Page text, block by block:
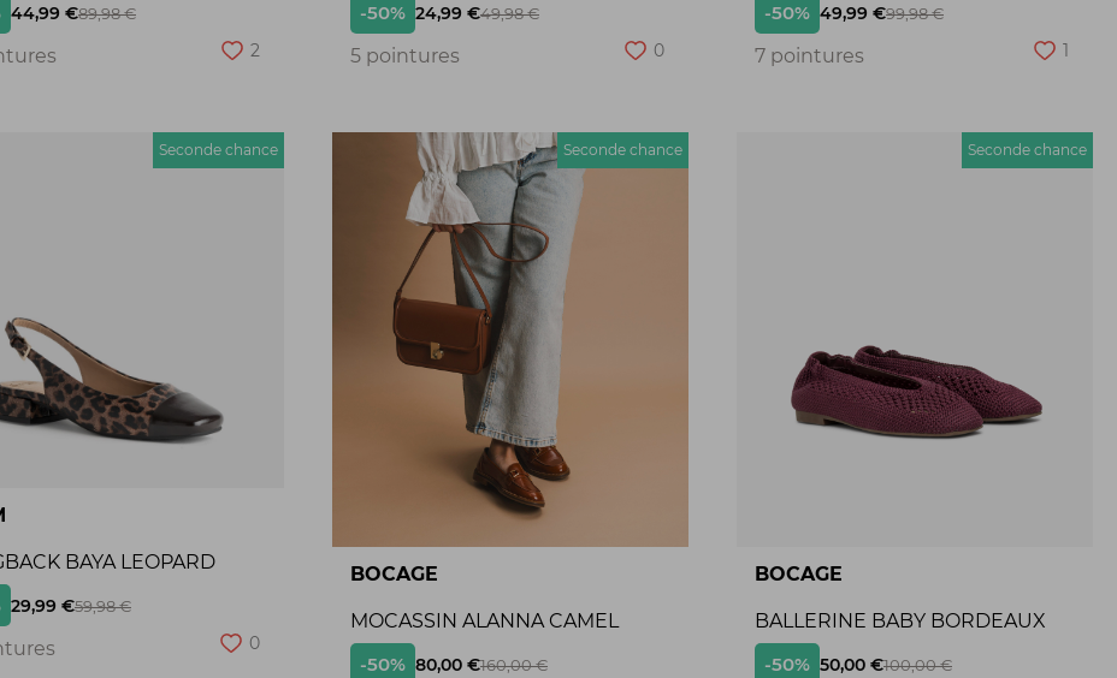
44,99 €89,98 €
2
-50% 24,99 €49,98 €
5 pointures 0
-50% 49,99 €99,98 €
7 pointures 1
Seconde chance
BAYA LEOPARD
29,99 €59,98 €
0
Seconde chance
BOCAGE
MOCASSIN ALANNA CAMEL
-50% 80,00 €160,00 €
Seconde chance
BOCAGE
BALLERINE BABY BORDEAUX
-50% 50,00 €100,00 €